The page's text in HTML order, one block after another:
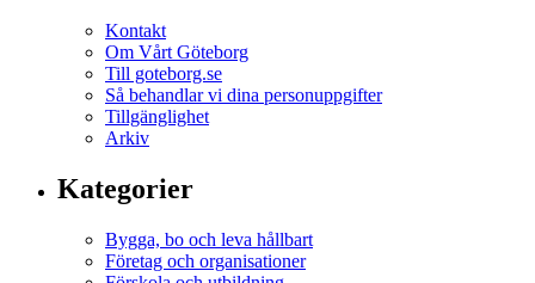
Kontakt
Om Vårt Göteborg
Till goteborg.se
Så behandlar vi dina personuppgifter
Tillgänglighet
Arkiv
Kategorier
Bygga, bo och leva hållbart
Företag och organisationer